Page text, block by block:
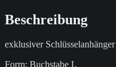
Beschreibung
exklusiver
Form: Buchstabe L